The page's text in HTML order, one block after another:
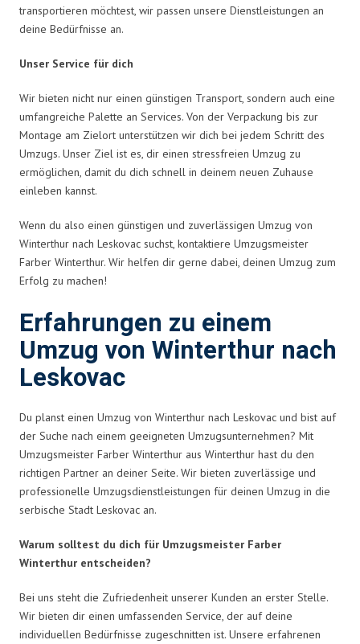
transportieren möchtest, wir passen unsere Dienstleistungen an
deine Bedürfnisse an.
Unser Service für dich
Wir bieten nicht nur einen günstigen Transport, sondern auch eine
umfangreiche Palette an Services. Von der Verpackung bis zur
Montage am Zielort unterstützen wir dich bei jedem Schritt des
Umzugs. Unser Ziel ist es, dir einen stressfreien Umzug zu
ermöglichen, damit du dich schnell in deinem neuen Zuhause
einleben kannst.
Wenn du also einen günstigen und zuverlässigen Umzug von
Winterthur nach Leskovac suchst, kontaktiere Umzugsmeister
Farber Winterthur. Wir helfen dir gerne dabei, deinen Umzug zum
Erfolg zu machen!
Erfahrungen zu einem
Umzug von Winterthur nach
Leskovac
Du planst einen Umzug von Winterthur nach Leskovac und bist auf
der Suche nach einem geeigneten Umzugsunternehmen? Mit
Umzugsmeister Farber Winterthur aus Winterthur hast du den
richtigen Partner an deiner Seite. Wir bieten zuverlässige und
professionelle Umzugsdienstleistungen für deinen Umzug in die
serbische Stadt Leskovac an.
Warum solltest du dich für Umzugsmeister Farber
Winterthur entscheiden?
Bei uns steht die Zufriedenheit unserer Kunden an erster Stelle.
Wir bieten dir einen umfassenden Service, der auf deine
individuellen Bedürfnisse zugeschnitten ist. Unsere erfahrenen